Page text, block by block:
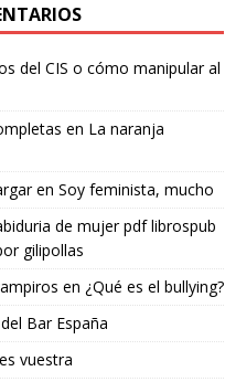
del CIS o cómo manipular al
en La naranja
en Soy feminista, mucho
de mujer pdf librospub
gilipollas
en ¿Qué es el bullying?
Bar España
vuestra